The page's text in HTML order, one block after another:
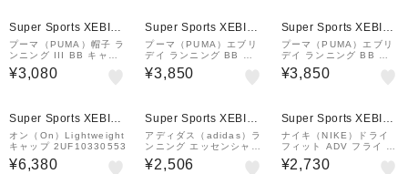
Super Sports XEBIO
&mall店
プーマ（PUMA）帽子 ラ
ンニング III BB キャッ
プ 026169 12 LBLU
¥3,080
Super Sports XEBIO
&mall店
プーマ（PUMA）エブリ
デイ ランニング BB キ
ャップ 026998 06 LVD
¥3,850
Super Sports XEBIO
&mall店
プーマ（PUMA）エブリ
デイ ランニング BB キ
ャップ 026998 05 NVY
¥3,850
Super Sports XEBIO
&mall店
オン（On）Lightweight
キャップ 2UF10330553
¥6,380
Super Sports XEBIO
&mall店
アディダス（adidas）ラ
ンニング エッセンシャル
クライマクール 6パネル
ベースボール キャップ H
¥2,506
Super Sports XEBIO
&mall店
ナイキ（NIKE）ドライ
フィット ADV フライ A
B RFLTV キャップ M/L
サイズ FB5681-010
¥2,730